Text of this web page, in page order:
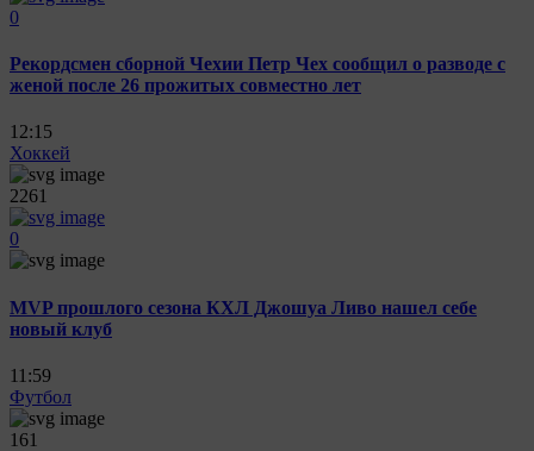
0
Рекордсмен сборной Чехии Петр Чех сообщил о разводе с
женой после 26 прожитых совместно лет
12:15
Хоккей
2261
0
MVP прошлого сезона КХЛ Джошуа Ливо нашел себе
новый клуб
11:59
Футбол
161